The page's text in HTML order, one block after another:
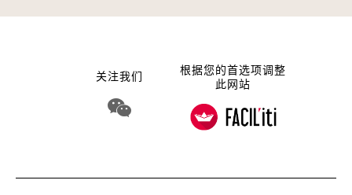
关注我们
WeChat 娇韵诗集团
根据您的首选项调整
此网站